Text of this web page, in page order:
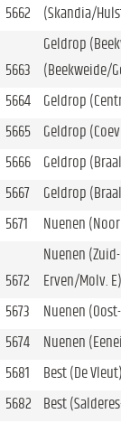
5662
(Skandia/
5663
Geldrop
(Beekweide/
5664
Geldrop
5665
Geldrop
5666
Geldrop
5667
Geldrop
5671
Nuenen
5672
Nuenen
Erven/Molv. E)
5673
Nuenen
5674
Nuenen
5681
Best (De
5682
Best